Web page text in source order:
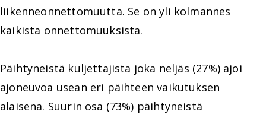
liikenneonnettomuutta. Se on yli kolmannes
kaikista onnettomuuksista.
Päihtyneistä kuljettajista joka neljäs (27%) ajoi
ajoneuvoa usean eri päihteen vaikutuksen
alaisena. Suurin osa (73%) päihtyneistä